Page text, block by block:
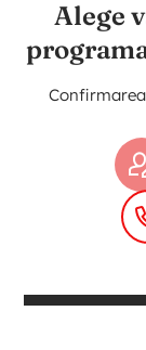
Alege